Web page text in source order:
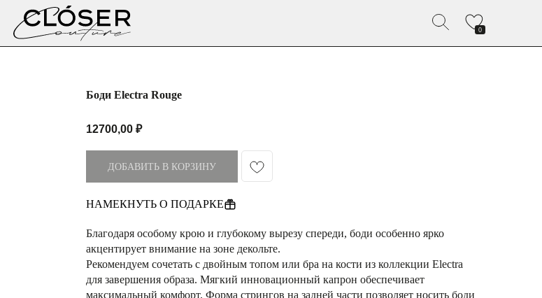
Боди Electra Rouge
12700,00 ₽
ДОБАВИТЬ В КОРЗИНУ
НАМЕКНУТЬ О ПОДАРКЕ
Благодаря особому крою и глубокому вырезу спереди, боди особенно ярко
акцентирует внимание на зоне декольте.
Рекомендуем сочетать с двойным топом или бра на кости из коллекции Electra
для завершения образа. Мягкий инновационный капрон обеспечивает
максимальный комфорт. Форма стрингов на задней части позволяет носить боди